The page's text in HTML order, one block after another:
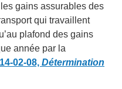
gains assurables des
qui travaillent
plafond des gains
année par la
14-02-08, Détermination